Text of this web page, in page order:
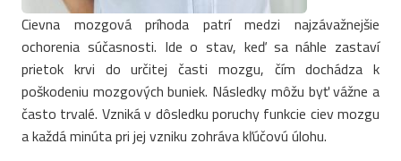
Cievna mozgová príhoda patrí medzi najzávažnejšie
ochorenia súčasnosti. Ide o stav, keď sa náhle zastaví
prietok krvi do určitej časti mozgu, čím dochádza k
poškodeniu mozgových buniek. Následky môžu byť vážne a
často trvalé. Vzniká v dôsledku poruchy funkcie ciev mozgu
a každá minúta pri jej vzniku zohráva kľúčovú úlohu.